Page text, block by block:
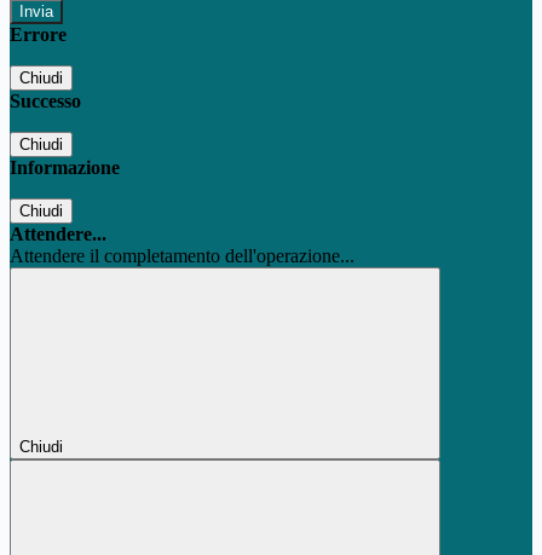
Errore
Chiudi
Successo
Chiudi
Informazione
Chiudi
Attendere...
Attendere il completamento dell'operazione...
Chiudi